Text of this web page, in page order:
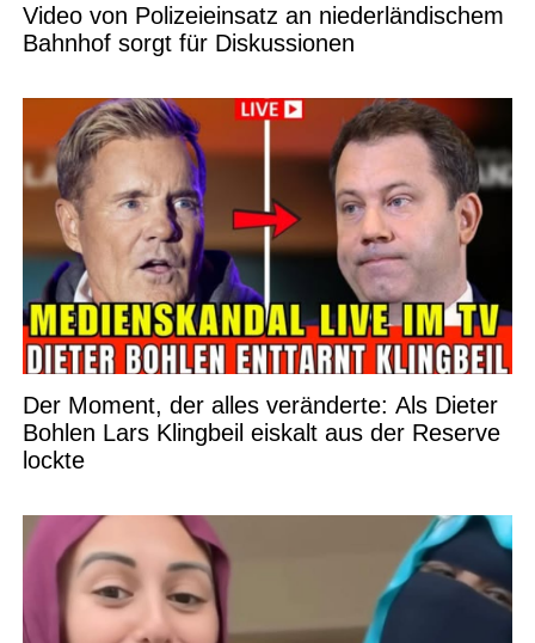
Video von Polizeieinsatz an niederländischem
Bahnhof sorgt für Diskussionen
Der Moment, der alles veränderte: Als Dieter
Bohlen Lars Klingbeil eiskalt aus der Reserve
lockte